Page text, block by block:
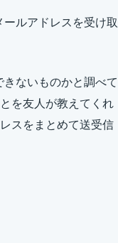
ルアドレスを受け取
ないものかと調べて
を友人が教えてくれ
スをまとめて送受信